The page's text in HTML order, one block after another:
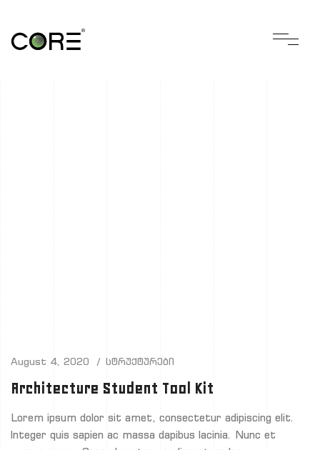
August 4, 2020 სტრუქტურები
Architecture Student Tool Kit
Lorem ipsum dolor sit amet, consectetur adipiscing elit.
Integer quis sapien ac massa dapibus lacinia. Nunc et